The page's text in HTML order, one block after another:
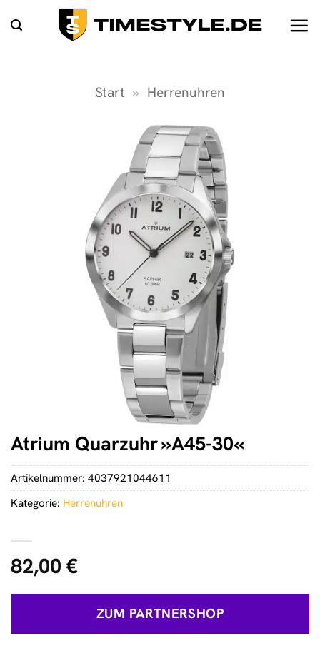
Inhalt
Start » Herrenuhren
Atrium Quarzuhr »A45-30«
82,00 €
ZUM PARTNERSHOP
Artikelnummer: 4037921044611
Kategorie: Herrenuhren